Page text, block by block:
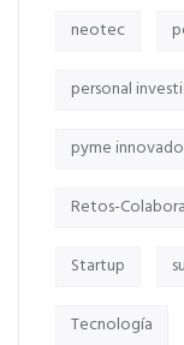
neotec
personal
pyme
Retos-
Startup
Tecnología